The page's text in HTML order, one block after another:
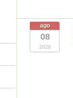
ago
08
2026